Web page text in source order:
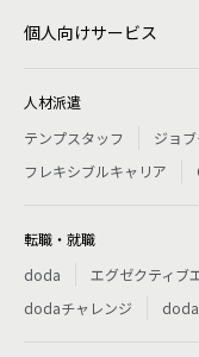
個人向けサービス
人材派遣
テンプスタッフ
ジョ
フレキシブルキャリア
転職・就職
doda
エグゼクティブ
dodaチャレンジ